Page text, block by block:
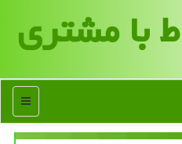
با مشتری
منو